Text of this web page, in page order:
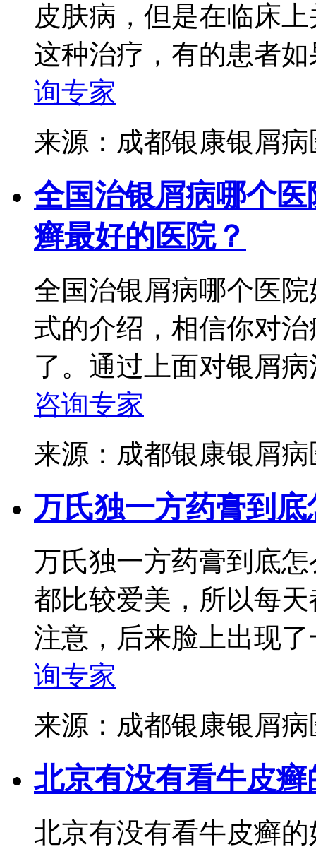
皮肤病，但是在临床
这种治疗，有的患者
询专家
来源：成都银康银屑
全国治银屑病哪个
癣最好的医院？
全国治银屑病哪个医
式的介绍，相信你对
了。通过上面对银屑
咨询专家
来源：成都银康银屑
万氏独一方药膏到底
万氏独一方药膏到底
都比较爱美，所以每
注意，后来脸上出现
询专家
来源：成都银康银屑
北京有没有看牛皮癣
北京有没有看牛皮癣